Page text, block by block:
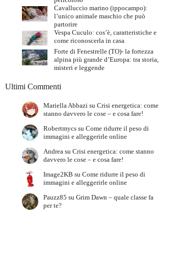
Cavalluccio marino (ippocampo):
l’unico animale maschio che può
partorire
Vespa Cuculo: cos’è, caratteristiche e
come riconoscerla in casa
Forte di Fenestrelle (TO)- la fortezza
alpina più grande d’Europa: tra storia,
misteri e leggende
Ultimi Commenti
Mariella Abbazi su Crisi energetica: come
stanno davvero le cose – e cosa fare!
Robertmycssu Come ridurre il peso di
immagini e alleggerirle online
Andrea su Crisi energetica: come stanno
davvero le cose – e cosa fare!
Image2KB su Come ridurre il peso di
immagini e alleggerirle online
Pauzz85 su Grim Dawn – quale classe fa
per te?